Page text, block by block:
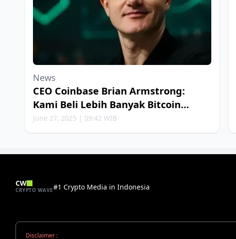
News
CEO Coinbase Brian Armstrong:
Kami Beli Lebih Banyak Bitcoin
Setiap Minggu
June 27, 2025 | 09:42 WIB
CW
CRYPTO WAVE#1 Crypto Media in Indonesia
Disclaimer :